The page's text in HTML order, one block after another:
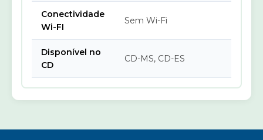
Conectividade
Wi-FI
Sem Wi-Fi
Disponível no
CD
CD-MS, CD-ES